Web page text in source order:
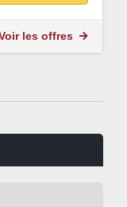
les offres